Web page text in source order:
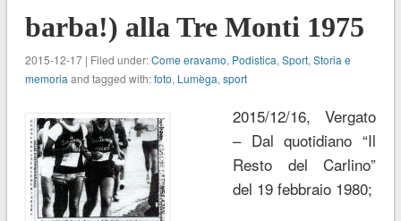
barba!) alla Tre Monti 1975
2015-12-17 | Filed under:Come eravamo, Podistica, Sport, Storia e
memoria and tagged with:foto, Lumèga, sport
2015/12/16, Vergato
– Dal quotidiano “Il
Resto del Carlino”
del 19 febbraio 1980;